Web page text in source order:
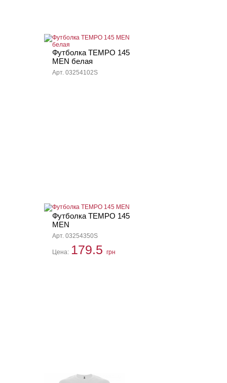
Футболка TEMPO 145
MEN белая
Арт. 03254102S
Футболка TEMPO 145
MEN
Арт. 03254350S
Цена: 179.5 грн